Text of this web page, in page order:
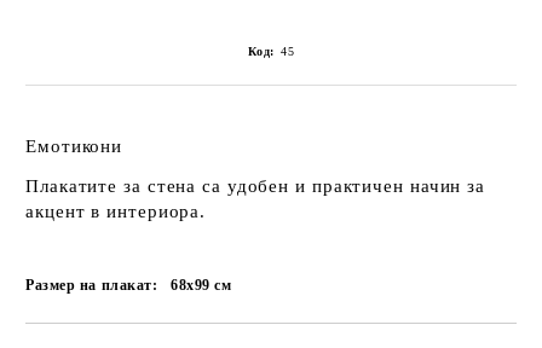
Код: 45
Емотикони
Плакатите за стена са удобен и практичен начин за
акцент в интериора.
Размер на плакат: 68x99см